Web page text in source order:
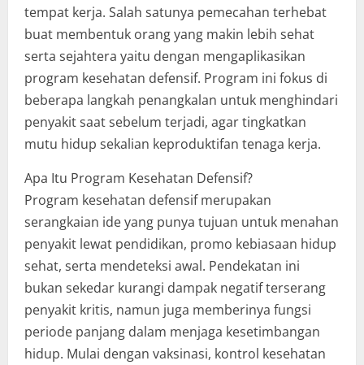
tempat kerja. Salah satunya pemecahan terhebat
buat membentuk orang yang makin lebih sehat
serta sejahtera yaitu dengan mengaplikasikan
program kesehatan defensif. Program ini fokus di
beberapa langkah penangkalan untuk menghindari
penyakit saat sebelum terjadi, agar tingkatkan
mutu hidup sekalian keproduktifan tenaga kerja.
Apa Itu Program Kesehatan Defensif?
Program kesehatan defensif merupakan
serangkaian ide yang punya tujuan untuk menahan
penyakit lewat pendidikan, promo kebiasaan hidup
sehat, serta mendeteksi awal. Pendekatan ini
bukan sekedar kurangi dampak negatif terserang
penyakit kritis, namun juga memberinya fungsi
periode panjang dalam menjaga kesetimbangan
hidup. Mulai dengan vaksinasi, kontrol kesehatan